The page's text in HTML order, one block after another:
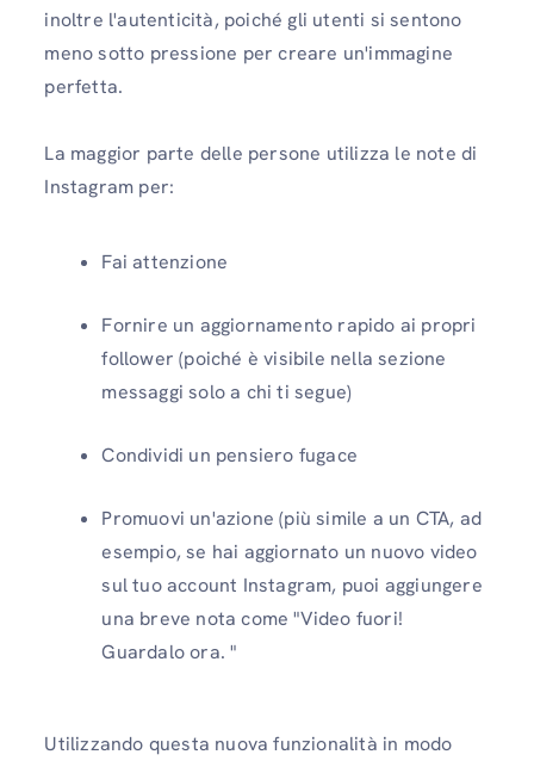
inoltre l'autenticità, poiché gli utenti si sentono
meno sotto pressione per creare un'immagine
perfetta.
La maggior parte delle persone utilizza le note di
Instagram per:
Fai attenzione
Fornire un aggiornamento rapido ai propri
follower (poiché è visibile nella sezione
messaggi solo a chi ti segue)
Condividi un pensiero fugace
Promuovi un'azione (più simile a un CTA, ad
esempio, se hai aggiornato un nuovo video
sul tuo account Instagram, puoi aggiungere
una breve nota come "Video fuori!
Guardalo ora. "
Utilizzando questa nuova funzionalità in modo